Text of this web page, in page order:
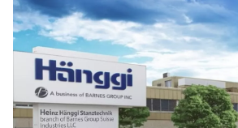
FILIALI
NOTE LEGALI